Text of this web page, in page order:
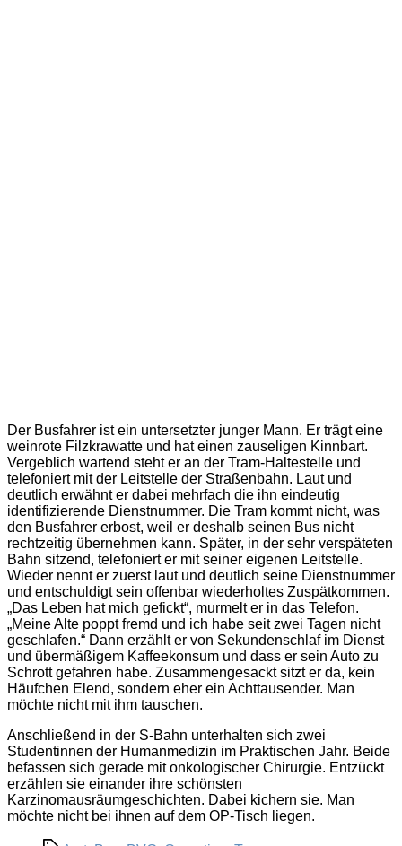
Der Busfahrer ist ein untersetzter junger Mann. Er trägt eine
weinrote Filzkrawatte und hat einen zauseligen Kinnbart.
Vergeblich wartend steht er an der Tram-Haltestelle und
telefoniert mit der Leitstelle der Straßenbahn. Laut und
deutlich erwähnt er dabei mehrfach die ihn eindeutig
identifizierende Dienstnummer. Die Tram kommt nicht, was
den Busfahrer erbost, weil er deshalb seinen Bus nicht
rechtzeitig übernehmen kann. Später, in der sehr verspäteten
Bahn sitzend, telefoniert er mit seiner eigenen Leitstelle.
Wieder nennt er zuerst laut und deutlich seine Dienstnummer
und entschuldigt sein offenbar wiederholtes Zuspätkommen.
„Das Leben hat mich gefickt“, murmelt er in das Telefon.
„Meine Alte poppt fremd und ich habe seit zwei Tagen nicht
geschlafen.“ Dann erzählt er von Sekundenschlaf im Dienst
und übermäßigem Kaffeekonsum und dass er sein Auto zu
Schrott gefahren habe. Zusammengesackt sitzt er da, kein
Häufchen Elend, sondern eher ein Achttausender. Man
möchte nicht mit ihm tauschen.
Anschließend in der S-Bahn unterhalten sich zwei
Studentinnen der Humanmedizin im Praktischen Jahr. Beide
befassen sich gerade mit onkologischer Chirurgie. Entzückt
erzählen sie einander ihre schönsten
Karzinomausräumgeschichten. Dabei kichern sie. Man
möchte nicht bei ihnen auf dem OP-Tisch liegen.